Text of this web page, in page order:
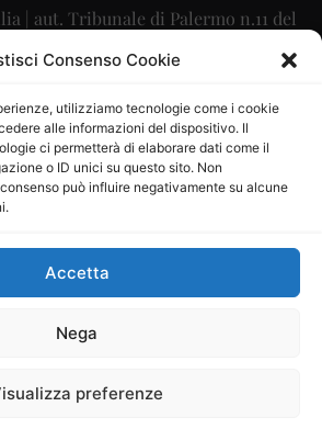
Consenso Cookie
utilizziamo tecnologie come i cookie
alle informazioni del dispositivo. Il
ci permetterà di elaborare dati come il
o ID unici su questo sito. Non
può influire negativamente su alcune
Accetta
Nega
preferenze
| aut. Tribunale di Palermo n.11 del
29/09/2015
Maurizio Scaglione
Maria Calabrese
P.IVA: 06334930820
Società Cooperativa a r.l. è
degli Operatori di Comunicazione al
La Digitale srl–info@ladigitale.it